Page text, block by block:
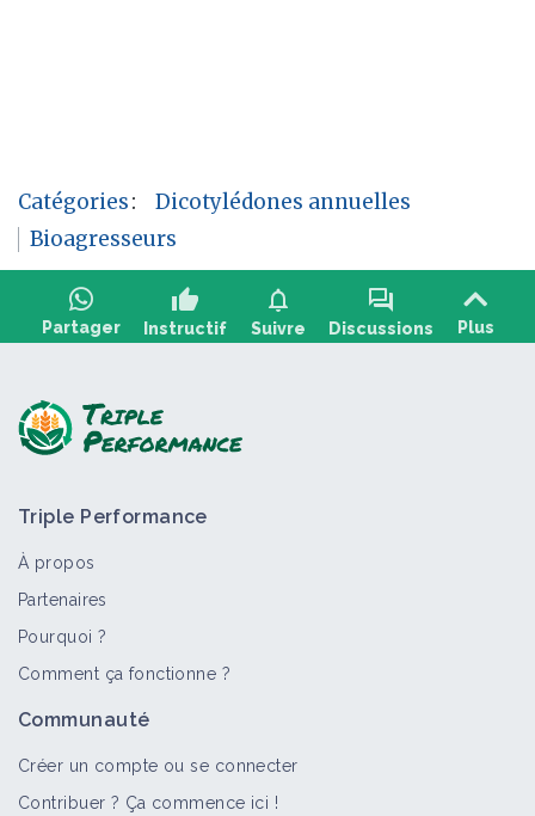
Catégories:
Dicotylédones annuelles
Bioagresseurs
Partager
thumb_up
Instructif
notifications
Suivre
forum
Discussions Plus
Triple Performance
À propos
Partenaires
Pourquoi ?
Comment ça fonctionne ?
Communauté
Créer un compte ou se connecter
Contribuer ? Ça commence ici !